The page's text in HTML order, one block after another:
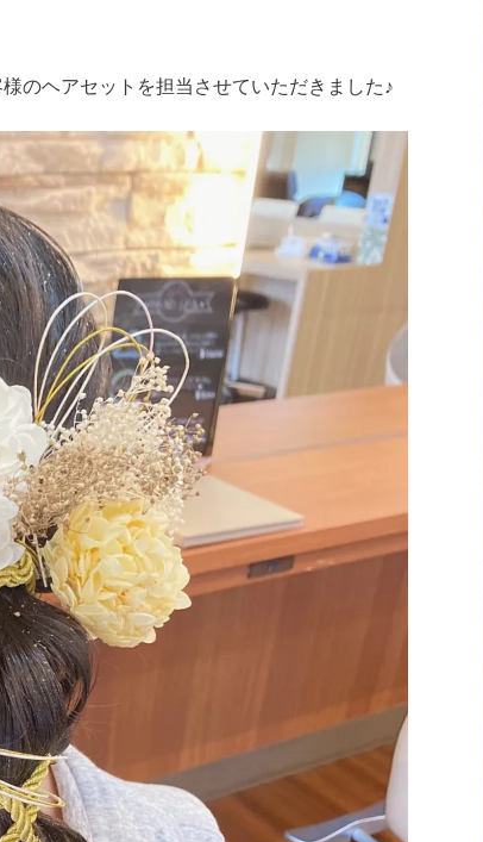
のヘアセットを担当させていただきました♪